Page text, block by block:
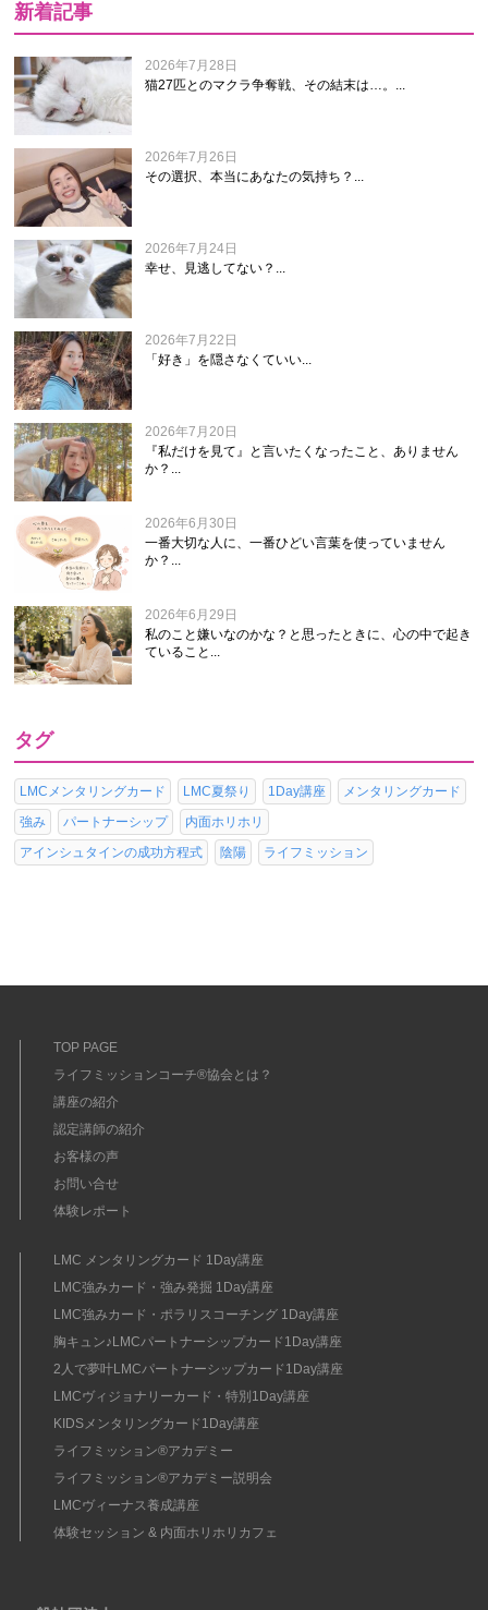
新着記事
2026年7月28日
猫27匹とのマクラ争奪戦、その結末は…。...
2026年7月26日
その選択、本当にあなたの気持ち？...
2026年7月24日
幸せ、見逃してない？...
2026年7月22日
「好き」を隠さなくていい...
2026年7月20日
『私だけを見て』と言いたくなったこと、ありません
か？...
2026年6月30日
一番大切な人に、一番ひどい言葉を使っていません
か？...
2026年6月29日
私のこと嫌いなのかな？と思ったときに、心の中で起き
ていること...
タグ
LMCメンタリングカード LMC夏祭り 1Day講座
メンタリングカード
強み
パートナーシップ
内面ホリホリ
アインシュタインの成功方程式
陰陽 ライフミッション
TOP PAGE
ライフミッションコーチ®協会とは？
講座の紹介
認定講師の紹介
お客様の声
お問い合せ
体験レポート
LMC メンタリングカード 1Day講座
LMC強みカード・強み発掘 1Day講座
LMC強みカード・ポラリスコーチング 1Day講座
胸キュン♪LMCパートナーシップカード1Day講座
2人で夢叶LMCパートナーシップカード1Day講座
LMCヴィジョナリーカード・特別1Day講座
KIDSメンタリングカード1Day講座
ライフミッション®︎アカデミー
ライフミッション®︎アカデミー説明会
LMCヴィーナス養成講座
体験セッション & 内面ホリホリカフェ